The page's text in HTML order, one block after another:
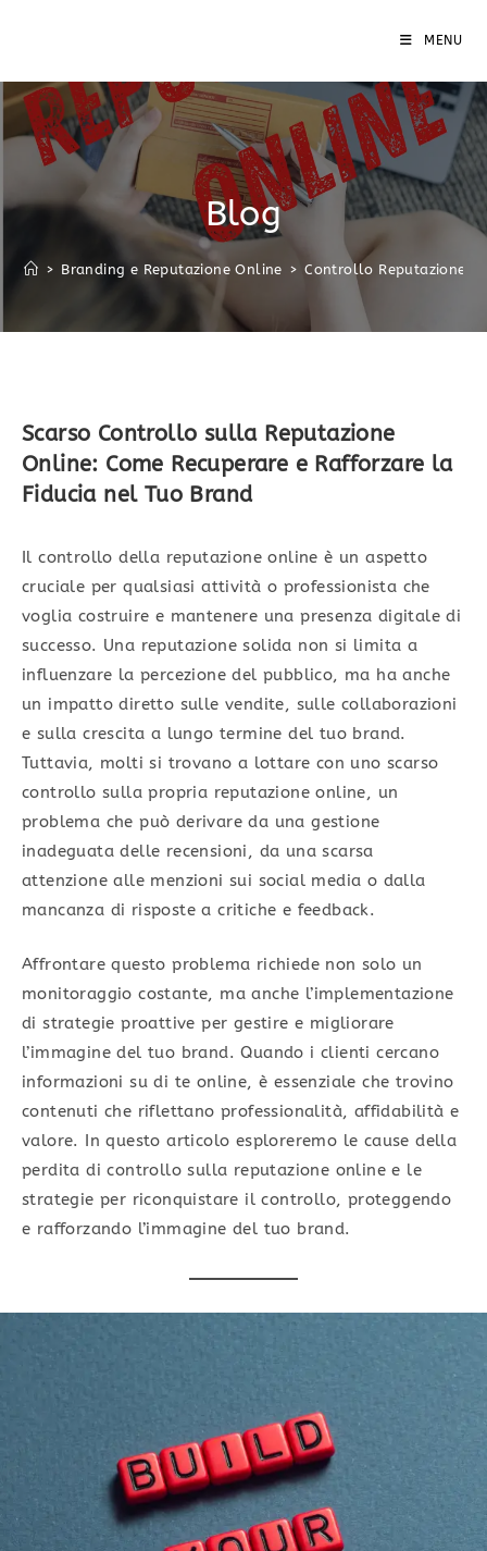
MENU
Blog
> Branding e Reputazione Online > Controllo Reputazione
Scarso Controllo sulla Reputazione
Online: Come Recuperare e Rafforzare la
Fiducia nel Tuo Brand
Il controllo della reputazione online è un aspetto
cruciale per qualsiasi attività o professionista che
voglia costruire e mantenere una presenza digitale di
successo. Una reputazione solida non si limita a
influenzare la percezione del pubblico, ma ha anche
un impatto diretto sulle vendite, sulle collaborazioni
e sulla crescita a lungo termine del tuo brand.
Tuttavia, molti si trovano a lottare con uno scarso
controllo sulla propria reputazione online, un
problema che può derivare da una gestione
inadeguata delle recensioni, da una scarsa
attenzione alle menzioni sui social media o dalla
mancanza di risposte a critiche e feedback.
Affrontare questo problema richiede non solo un
monitoraggio costante, ma anche l’implementazione
di strategie proattive per gestire e migliorare
l’immagine del tuo brand. Quando i clienti cercano
informazioni su di te online, è essenziale che trovino
contenuti che riflettano professionalità, affidabilità e
valore. In questo articolo esploreremo le cause della
perdita di controllo sulla reputazione online e le
strategie per riconquistare il controllo, proteggendo
e rafforzando l’immagine del tuo brand.